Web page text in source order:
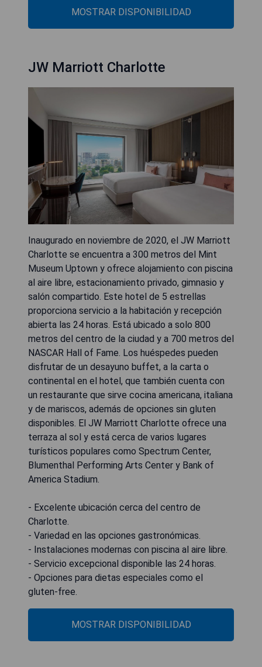
MOSTRAR DISPONIBILIDAD
JW Marriott Charlotte
Inaugurado en noviembre de 2020, el JW Marriott
Charlotte se encuentra a 300 metros del Mint
Museum Uptown y ofrece alojamiento con piscina
al aire libre, estacionamiento privado, gimnasio y
salón compartido. Este hotel de 5 estrellas
proporciona servicio a la habitación y recepción
abierta las 24 horas. Está ubicado a solo 800
metros del centro de la ciudad y a 700 metros del
NASCAR Hall of Fame. Los huéspedes pueden
disfrutar de un desayuno buffet, a la carta o
continental en el hotel, que también cuenta con
un restaurante que sirve cocina americana, italiana
y de mariscos, además de opciones sin gluten
disponibles. El JW Marriott Charlotte ofrece una
terraza al sol y está cerca de varios lugares
turísticos populares como Spectrum Center,
Blumenthal Performing Arts Center y Bank of
America Stadium.
- Excelente ubicación cerca del centro de
Charlotte.
- Variedad en las opciones gastronómicas.
- Instalaciones modernas con piscina al aire libre.
- Servicio excepcional disponible las 24 horas.
- Opciones para dietas especiales como el
gluten-free.
MOSTRAR DISPONIBILIDAD